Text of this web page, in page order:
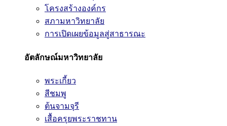
โครงสร้างองค์กร
สภามหาวิทยาลัย
การเปิดเผยข้อมูลสู่สาธารณะ
อัตลักษณ์มหาวิทยาลัย
พระเกี้ยว
สีชมพู
ต้นจามจุรี
เสื้อครุยพระราชทาน